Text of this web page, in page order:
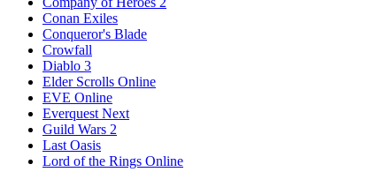
Conan Exiles
Conqueror's Blade
Crowfall
Diablo 3
Elder Scrolls Online
EVE Online
Everquest Next
Guild Wars 2
Last Oasis
Lord of the Rings Online